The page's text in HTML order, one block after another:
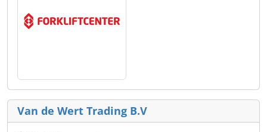
Van de Wert Trading B.V